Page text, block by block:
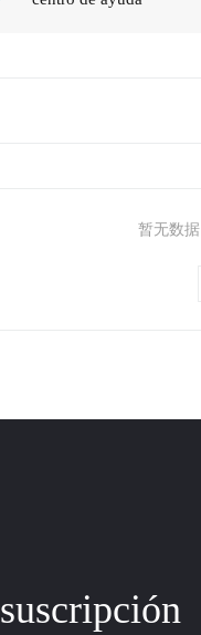
暂无数据
suscripción